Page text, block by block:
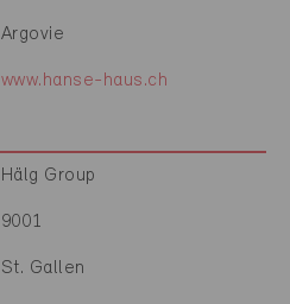
Argovie
www.hanse-haus.ch
Hälg Group
9001
St. Gallen